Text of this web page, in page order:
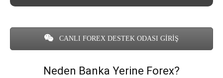
CANLI FOREX DESTEK ODASI GİRİŞ
Neden Banka Yerine Forex?